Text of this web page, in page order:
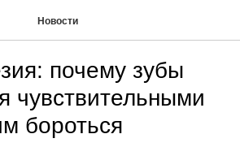
Новости
почему зубы
чувствительными
бороться